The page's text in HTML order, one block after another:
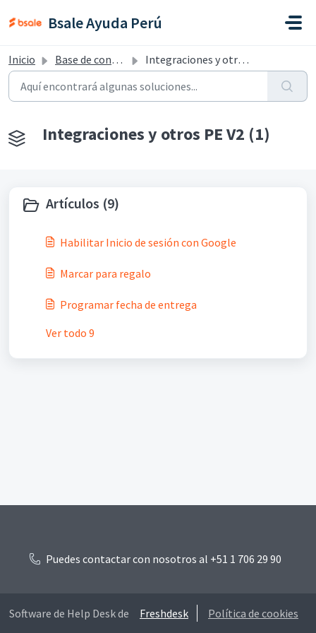
Bsale Ayuda Perú
Inicio Base de conocimientos Integraciones y otros PE V2
Integraciones y otros PE V2 (1)
Artículos (9)
Habilitar Inicio de sesión con Google
Marcar para regalo
Programar fecha de entrega
Ver todo 9
Puedes contactar con nosotros al +51 1 706 29 90
Software de Help Desk de Freshdesk Política de cookies